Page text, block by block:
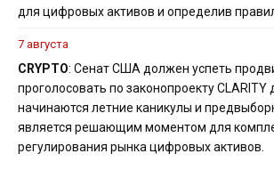
для цифровых активов и определив
7 августа
CRYPTO: Сенат США должен успеть
проголосовать по законопроекту CLARITY
начинаются летние каникулы и
является решающим моментом для
регулирования рынка цифровых активов.